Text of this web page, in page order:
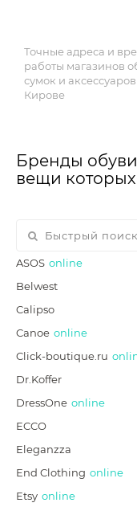
Точные адреса и
работы магазинов
сумок и аксессуаров
Кирове
Бренды
вещи
ASOS online
Belwest
Calipso
Canoe online
Click-boutique.ru
Dr.Koffer
DressOne online
ECCO
Eleganzza
End Clothing online
Etsy online